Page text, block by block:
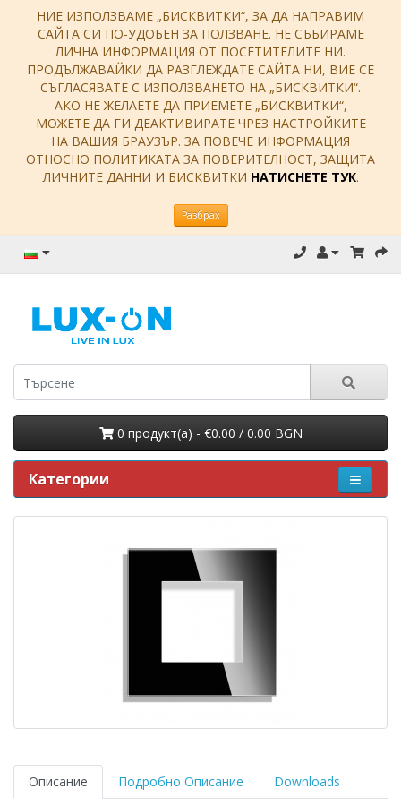
НИЕ ИЗПОЛЗВАМЕ „БИСКВИТКИ“, ЗА ДА НАПРАВИМ
САЙТА СИ ПО-УДОБЕН ЗА ПОЛЗВАНЕ. НЕ СЪБИРАМЕ
ЛИЧНА ИНФОРМАЦИЯ ОТ ПОСЕТИТЕЛИТЕ НИ.
ПРОДЪЛЖАВАЙКИ ДА РАЗГЛЕЖДАТЕ САЙТА НИ, ВИЕ СЕ
СЪГЛАСЯВАТЕ С ИЗПОЛЗВАНЕТО НА „БИСКВИТКИ“.
АКО НЕ ЖЕЛАЕТЕ ДА ПРИЕМЕТЕ „БИСКВИТКИ“,
МОЖЕТЕ ДА ГИ ДЕАКТИВИРАТЕ ЧРЕЗ НАСТРОЙКИТЕ
НА ВАШИЯ БРАУЗЪР. ЗА ПОВЕЧЕ ИНФОРМАЦИЯ
ОТНОСНО ПОЛИТИКАТА ЗА ПОВЕРИТЕЛНОСТ, ЗАЩИТА
ЛИЧНИТЕ ДАННИ И БИСКВИТКИ НАТИСНЕТЕ ТУК.
Разбрах
0 продукт(a) - €0.00 / 0.00 BGN
Категории
Описание Подробно Описание Downloads